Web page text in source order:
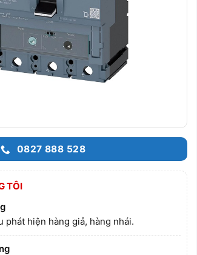
0827 888 528
TÔI
phát hiện hàng giả, hàng nhái.